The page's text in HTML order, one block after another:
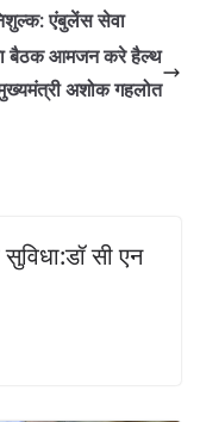
eएंबुलेंस सेवा
बैठक आमजन करे हैल्थ
अशोक गहलोत
सी एन